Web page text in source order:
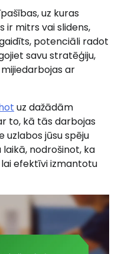
uz kuras
ir mitrs vai slidens,
potenciāli radot
savu stratēģiju,
ar
uz dažādām
to, kā tās darbojas
uzlabos jūsu spēju
nodrošinot, ka
efektīvi izmantotu